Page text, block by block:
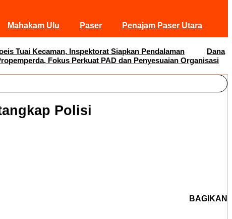
Mahakam Ulu Paser Penajam Paser Utara
Tuai Kecaman, Inspektorat Siapkan Pendalaman
Dana
Fokus Perkuat PAD dan Penyesuaian Organisasi
Polisi
BAGIKAN